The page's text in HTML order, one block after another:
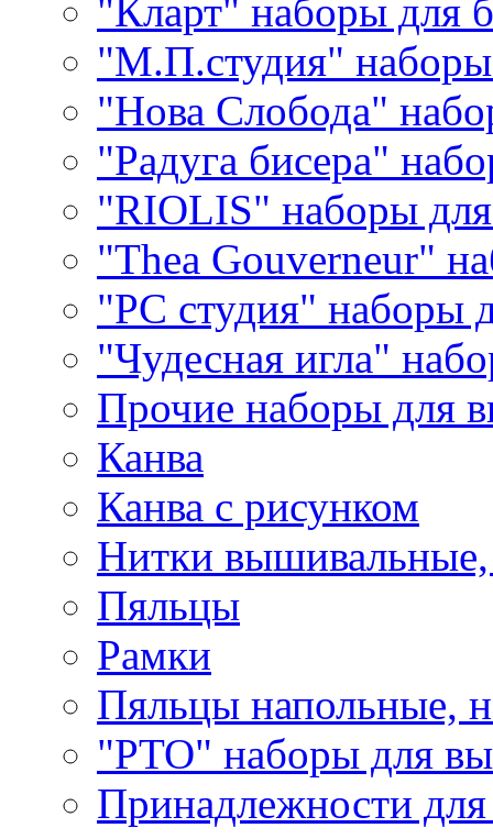
"Кларт" наборы для
"М.П.студия"
"Нова Слобода"
"Радуга бисера"
"RIOLIS" наборы
"Thea Gouverneur"
"РС студия" наборы
"Чудесная игла"
Прочие наборы для
Канва
Канва с рисунком
Нитки
Пяльцы
Рамки
Пяльцы напольные,
"РТО" наборы для
Принадлежности